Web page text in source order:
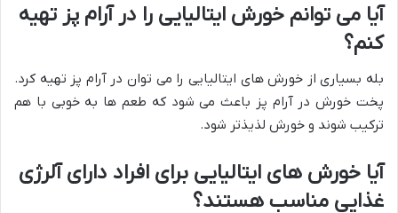
آیا می توانم خورش ایتالیایی را در آرام پز تهیه
کنم؟
بله بسیاری از خورش های ایتالیایی را می توان در آرام پز تهیه کرد.
پخت خورش در آرام پز باعث می شود که طعم ها به خوبی با هم
ترکیب شوند و خورش لذیذتر شود.
آیا خورش های ایتالیایی برای افراد دارای آلرژی
غذایی مناسب هستند؟